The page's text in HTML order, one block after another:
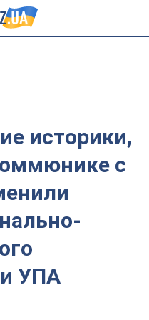
историки,
с
УПА